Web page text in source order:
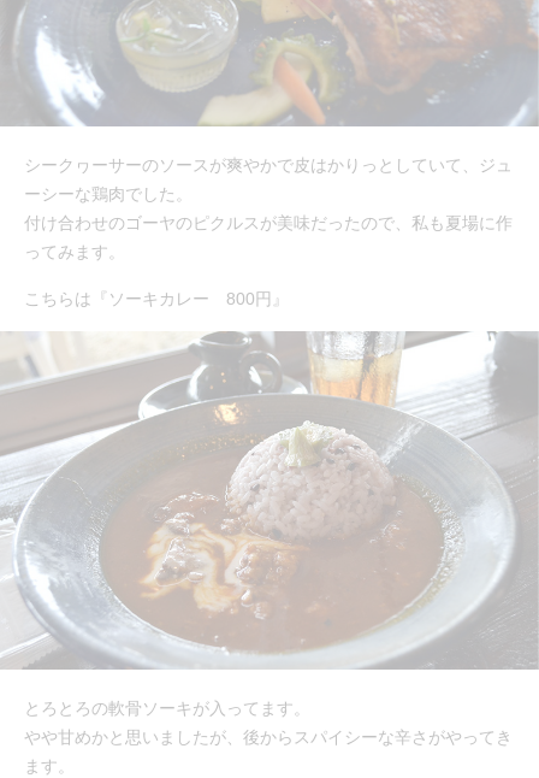
シークヮーサーのソースが爽やかで皮はかりっとしていて、ジュ
ーシーな鶏肉でした。
付け合わせのゴーヤのピクルスが美味だったので、私も夏場に作
ってみます。
こちらは『ソーキカレー 800円』
とろとろの軟骨ソーキが入ってます。
やや甘めかと思いましたが、後からスパイシーな辛さがやってき
ます。